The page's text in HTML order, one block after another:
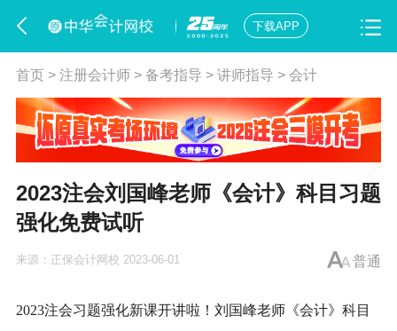
下载APP
首页> 注册会计师> 备考指导 > 讲师指导 > 会计
2023注会刘国峰老师《会计》科目习题
强化免费试听
普通
来源： 正保会计网校 2023-06-01
2023注会习题强化新课开讲啦！刘国峰老师《会计》科目